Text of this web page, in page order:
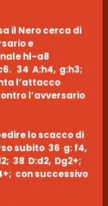
il Nero cerca di
e
hl-a8
34 A:h4, g:h3;
l’attacco
l’avversario
lo scacco di
subito 36 g: f4,
38 D:d2, Dg2+;
con successivo